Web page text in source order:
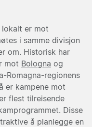
er mot
i samme divisjon
om. Historisk har
mot Bologna og
Romagna-regionens
er kampene mot
flest tilreisende
Disse
å planlegge en